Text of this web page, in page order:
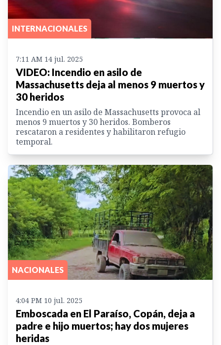
INTERNACIONALES
7:11 AM 14 jul. 2025
VIDEO: Incendio en asilo de
Massachusetts deja al menos 9 muertos y
30 heridos
Incendio en un asilo de Massachusetts provoca al
menos 9 muertos y 30 heridos. Bomberos
rescataron a residentes y habilitaron refugio
temporal.
NACIONALES
4:04 PM 10 jul. 2025
Emboscada en El Paraíso, Copán, deja a
padre e hijo muertos; hay dos mujeres
heridas